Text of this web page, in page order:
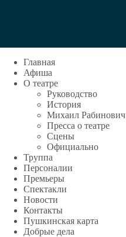
Главная
Афиша
О театре
Руководство
История
Михаил Рабинович
Пресса о театре
Сцены
Официально
Труппа
Персоналии
Премьеры
Спектакли
Новости
Контакты
Пушкинская карта
Добрые дела